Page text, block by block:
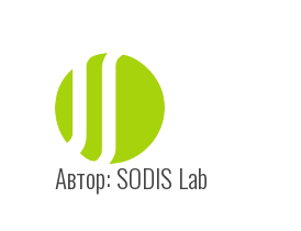
Автор: SODIS Lab